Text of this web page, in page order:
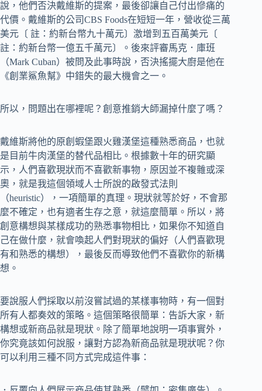
說，他們否決戴維斯的提案，最後卻讓自己付出慘痛的
代價。戴維斯的公司CBS Foods在短短一年，營收從三萬
美元〔 註：約新台幣九十萬元〕激增到五百萬美元〔
註：約新台幣一億五千萬元〕。後來評審馬克．庫班
（Mark Cuban）被問及此事時說，否決搖擺大廚是他在
《創業鯊魚幫》中錯失的最大機會之一。
所以，問題出在哪裡呢？創意推銷大師漏掉什麼了嗎？
戴維斯將他的原創蝦堡跟火雞漢堡這種熟悉商品，也就
是目前牛肉漢堡的替代品相比。根據數十年的研究顯
示，人們喜歡現狀而不喜歡新事物，原因並不複雜或深
奧，就是我這個領域人士所說的啟發式法則
（heuristic），一項簡單的真理。現狀就等於好，不會那
麼不確定，也有適者生存之意，就這麼簡單。所以，將
創意構想與某樣成功的熟悉事物相比，如果你不知道自
己在做什麼，就會喚起人們對現狀的偏好（人們喜歡現
有和熟悉的構想），最後反而導致他們不喜歡你的新構
想。
要說服人們採取以前沒嘗試過的某樣事物時，有一個對
所有人都奏效的策略。這個策略很簡單：告訴大家，新
構想或新商品就是現狀。除了簡單地說明一項事實外，
你究竟該如何說服，讓對方認為新商品就是現狀呢？你
可以利用三種不同方式完成這件事：